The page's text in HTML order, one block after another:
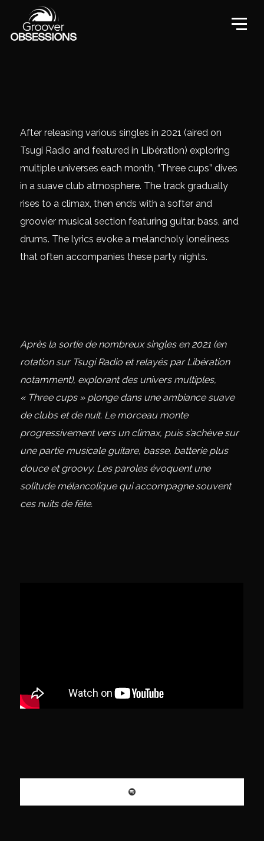
After releasing various singles in 2021 (aired on
Tsugi Radio and featured in Libération) exploring
multiple universes each month, “Three cups” dives
in a suave club atmosphere. The track gradually
rises to a climax, then ends with a softer and
groovier musical section featuring guitar, bass, and
drums. The lyrics evoke a melancholy loneliness
that often accompanies these party nights.
Après la sortie de nombreux singles en 2021 (en
rotation sur Tsugi Radio et relayés par Libération
notamment), explorant des univers multiples,
« Three cups » plonge dans une ambiance suave
de clubs et de nuit. Le morceau monte
progressivement vers un climax, puis s’achève sur
une partie musicale guitare, basse, batterie plus
douce et groovy. Les paroles évoquent une
solitude mélancolique qui accompagne souvent
ces nuits de fête.